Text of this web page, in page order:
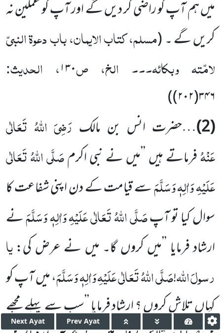
میں ہم آپ کو راضی کر دیں گے اور آپ کو غمگین نہ
کریں گے ۔(مسلم، کتاب الایمان، باب دعوۃ النبیّ
لامّتہ وبکائہ۔۔۔ الخ، ص۱۳۰، الحدیث:
۳۴۶(۲۰۲)
)
(2) …حضرت انس بن مالک رَضِیَ اللہُ تَعَالٰی
عَنْہُفرماتے ہیں ’’میں نے نبی اکرمصَلَّی اللہُ تَعَالٰی
عَلَیْہِ وَاٰلِہٖ وَسَلَّمَسے قیامت کے دن اپنی شفاعت کا
سوال کیا تو آپصَلَّی اللہُ تَعَالٰی عَلَیْہِ وَاٰلِہٖ وَسَلَّمَنے
ارشاد فرمایا ’’میں کروں گا۔ میں نے عرض کی:یا
رسولَاللہ!صَلَّی اللہُ تَعَالٰی عَلَیْہِ وَاٰلِہٖ وَسَلَّمَ، میں آپ کو
کہاں تلاش کروں ؟ ارشاد فرمایا ’’سب سے پہلے مجھے
Next Ayat Prev Ayat